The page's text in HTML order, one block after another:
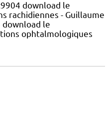
download le
rachidiennes - Guillaume
download le
ophtalmologiques